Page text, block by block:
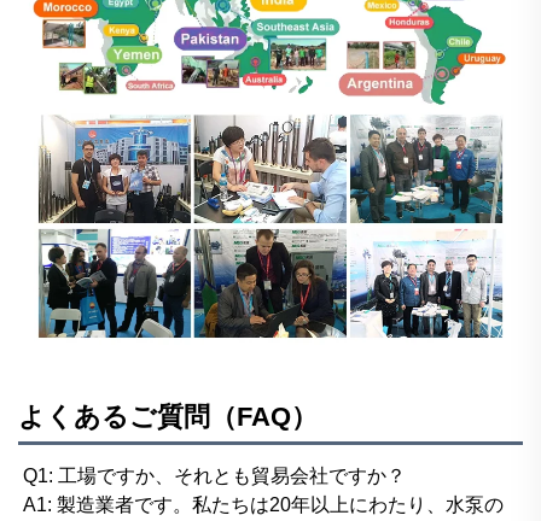
よくあるご質問（FAQ）
Q1: 工場ですか、それとも貿易会社ですか？
A1: 製造業者です。私たちは20年以上にわたり、水泵の